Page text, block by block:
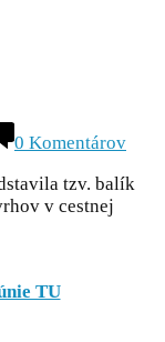
0 Komentárov
tzv. balík
v cestnej
TU